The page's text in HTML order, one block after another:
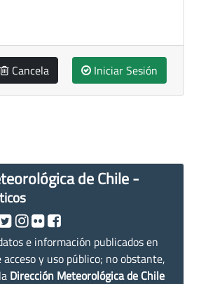
Cancela Iniciar Sesión
de Chile -
e información publicados en
y uso público; no obstante,
Dirección Meteorológica de Chile